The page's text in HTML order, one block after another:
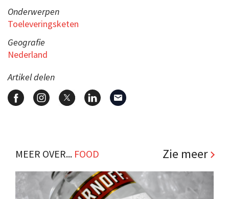
Onderwerpen
Toeleveringsketen
Geografie
Nederland
Artikel delen
MEER OVER... FOOD Zie meer